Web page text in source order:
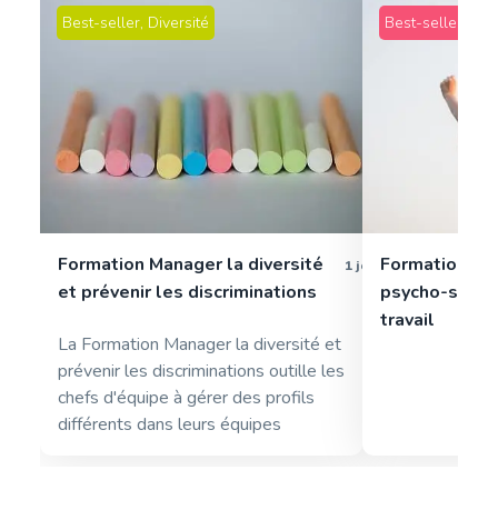
Best-seller, Diversité
Formation Manager la diversité
et prévenir les discriminations
La Formation Manager la diversité et
prévenir les discriminations outille les
chefs d'équipe à gérer des profils
différents dans leurs équipes
1 jour
Best-seller
Formation
psycho-
travail